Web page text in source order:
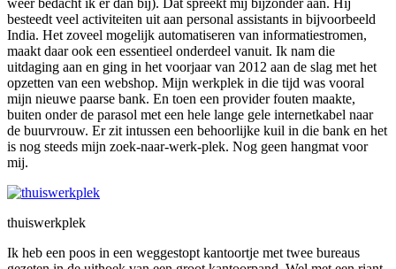
besteedt veel activiteiten uit aan personal assistants in bijvoorbeeld
India. Het zoveel mogelijk automatiseren van informatiestromen,
maakt daar ook een essentieel onderdeel vanuit. Ik nam die
uitdaging aan en ging in het voorjaar van 2012 aan de slag met het
opzetten van een webshop. Mijn werkplek in die tijd was vooral
mijn nieuwe paarse bank. En toen een provider fouten maakte,
buiten onder de parasol met een hele lange gele internetkabel naar
de buurvrouw. Er zit intussen een behoorlijke kuil in die bank en het
is nog steeds mijn zoek-naar-werk-plek. Nog geen hangmat voor
mij.
thuiswerkplek
Ik heb een poos in een weggestopt kantoortje met twee bureaus